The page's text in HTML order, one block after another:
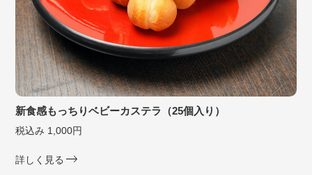
新食感もっちりベビーカステラ（25個入り）
税込み 1,000円
詳しく見る